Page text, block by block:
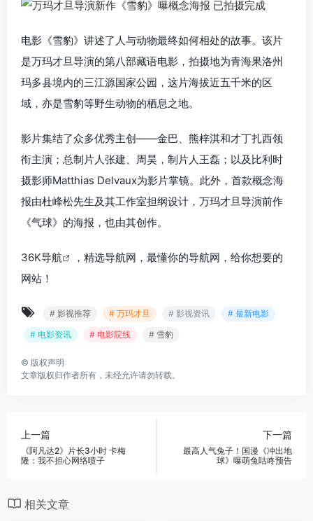
电影《雪豹》讲述了人与动物最终如何相处的故事。该片
是万玛才旦导演的第八部藏语电影，拍摄地为青海果洛州
玛多县境内的三江源国家公园，这片海拔近五千米的区
域，亦是雪豹等野生动物的栖息之地。
影片集结了众多优秀主创——金巴、熊梓淇和才丁扎西领
衔主演；总制片人张建、周昊，制片人王磊；以及比利时
摄影师Matthias Delvaux为影片掌镜。此外，首款概念海
报由杜峰松先生及其工作室担纲设计，万玛才旦导演前作
《气球》的海报，也由其创作。
36K导航
，精选导航网，最懂你的导航网，给你想要的
网站！
# 影视推荐 # 万玛才旦 # 影视资讯
# 最新电影
# 电影资讯
# 电影院线 # 雪豹
© 版权声明
文章版权归作者所有，未经允许请勿转载。
上一篇
《阿凡达2》片长3小时 卡梅
隆：我不担心网络喷子
下一篇
最高人气兔子！国漫《冲出地
球》曝萌兔咕咚预告
相关文章